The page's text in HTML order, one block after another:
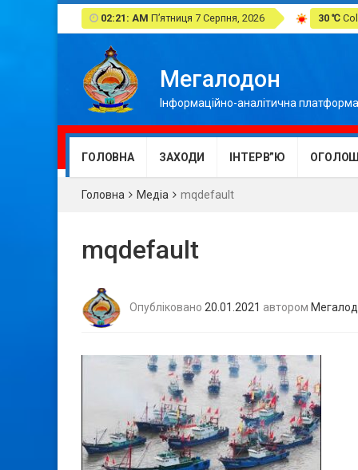
02:21: AM П’ятниця 7 Серпня, 2026 30 ℃
Мегалодон
Інформаційно-аналітична
ГОЛОВНА ЗАХОДИ ІНТЕРВ”Ю
Головна Медіа mqdefault
mqdefault
Опубліковано 20.01.2021 автором